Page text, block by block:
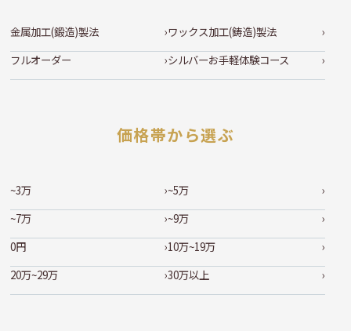
金属加工(鍛造)製法
ワックス加工(鋳造)製法
フルオーダー
シルバーお手軽体験コース
価格帯から選ぶ
~3万
~5万
~7万
~9万
0円
10万~19万
20万~29万
30万以上